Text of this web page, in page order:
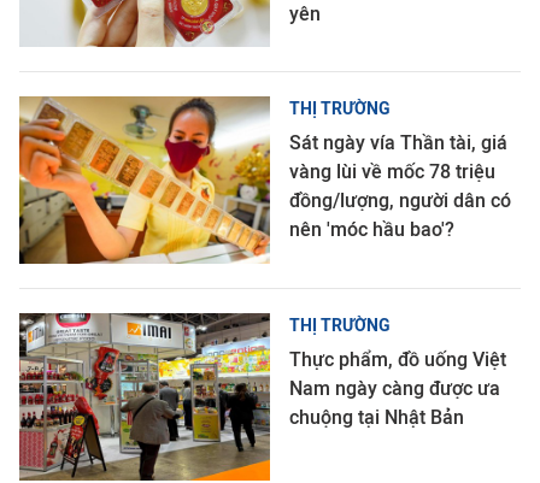
yên
THỊ TRƯỜNG
Sát ngày vía Thần tài, giá
vàng lùi về mốc 78 triệu
đồng/lượng, người dân có
nên 'móc hầu bao'?
THỊ TRƯỜNG
Thực phẩm, đồ uống Việt
Nam ngày càng được ưa
chuộng tại Nhật Bản